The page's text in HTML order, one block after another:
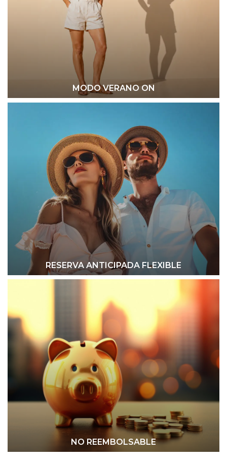
MODO VERANO ON
RESERVA ANTICIPADA FLEXIBLE
NO REEMBOLSABLE